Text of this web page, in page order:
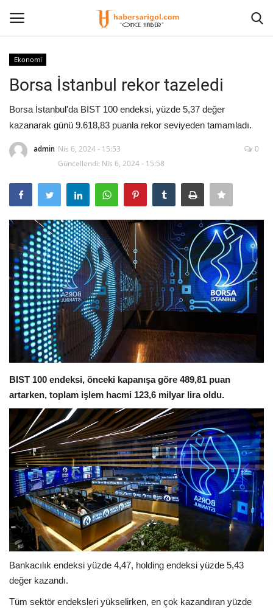
Anasayfa
Kültür Sanat
Künye
Ekonomi
Eğitim
Magazin
Spor
İletişim
Sağlık
Galeri
Ekonomi
Borsa İstanbul rekor tazeledi
Borsa İstanbul'da BIST 100 endeksi, yüzde 5,37 değer
kazanarak günü 9.618,83 puanla rekor seviyeden tamamladı.
admin Nis 6, 2024 - 15:53
Güncellendi: Nis 6, 2024 - 15:58
0
BIST 100 endeksi, önceki kapanışa göre 489,81 puan
artarken, toplam işlem hacmi 123,6 milyar lira oldu.
Bankacılık endeksi yüzde 4,47, holding endeksi yüzde 5,43
değer kazandı.
Tüm sektör endeksleri yükselirken, en çok kazandıran yüzde